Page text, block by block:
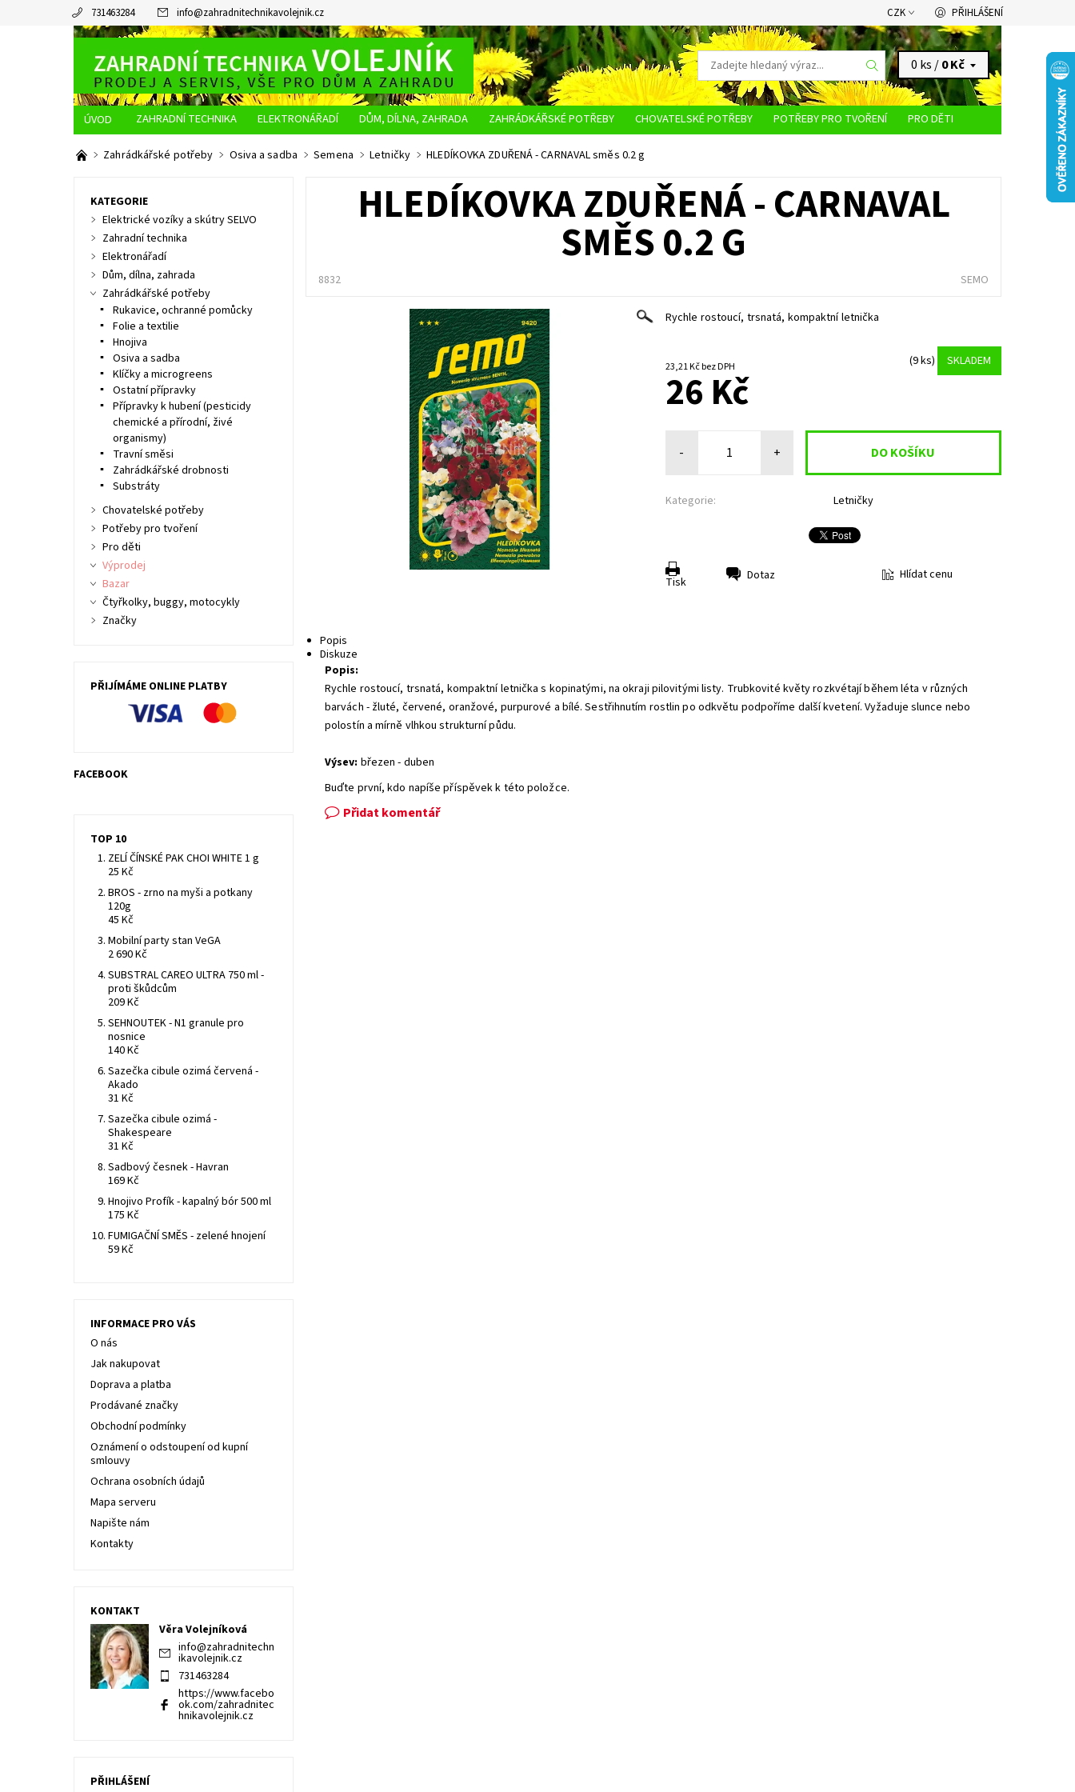
731463284 info@zahradnitechnikavolejnik.cz CZK PŘIHLÁŠENÍ
0 ks /0 Kč
ZAHRADNÍ TECHNIKA ELEKTRONÁŘADÍ DŮM, DÍLNA, ZAHRADA ZAHRÁDKÁŘSKÉ POTŘEBY CHOVATELSKÉ POTŘEBY POTŘEBY PRO TVOŘENÍ
PRO DĚTI
O NÁS
JAK NAKUPOVAT DOPRAVA A PLATBA OBCHODNÍ PODMÍNKY OCHRANA OSOBNÍCH ÚDAJŮ
Zahrádkářské potřeby Osiva a sadba Semena Letničky HLEDÍKOVKA ZDUŘENÁ - CARNAVAL směs 0.2 g
HLEDÍKOVKA ZDUŘENÁ - CARNAVAL
SMĚS 0.2 G
8832 SEMO
Rychle rostoucí, trsnatá, kompaktní letnička
23,21 Kč bez DPH (9 ks) SKLADEM
26 Kč
- +
Kategorie: Letničky
Tisk Dotaz Hlídat cenu
Popis
Diskuze
Popis:
Rychle rostoucí, trsnatá, kompaktní letnička s kopinatými, na okraji pilovitými listy. Trubkovité květy rozkvétají během léta v různých
barvách - žluté, červené, oranžové, purpurové a bílé. Sestřihnutím rostlin po odkvětu podpoříme další kvetení. Vyžaduje slunce nebo
polostín a mírně vlhkou strukturní půdu.
Výsev: březen - duben
Buďte první, kdo napíše příspěvek k této položce.
Přidat komentář
KATEGORIE
Elektrické vozíky a skútry SELVO
Zahradní technika
Elektronářadí
Dům, dílna, zahrada
Zahrádkářské potřeby
Rukavice, ochranné pomůcky
Folie a textilie
Hnojiva
Osiva a sadba
Klíčky a microgreens
Ostatní přípravky
Přípravky k hubení (pesticidy
chemické a přírodní, živé
organismy)
Travní směsi
Zahrádkářské drobnosti
Substráty
Chovatelské potřeby
Potřeby pro tvoření
Pro děti
Výprodej
Bazar
Čtyřkolky, buggy, motocykly
Značky
PŘIJÍMÁME ONLINE PLATBY
FACEBOOK
TOP 10
ZELÍ ČÍNSKÉ PAK CHOI WHITE 1 g
25 Kč
BROS - zrno na myši a potkany
120g
45 Kč
Mobilní party stan VeGA
2 690 Kč
SUBSTRAL CAREO ULTRA 750 ml -
proti škůdcům
209 Kč
SEHNOUTEK - N1 granule pro
nosnice
140 Kč
Sazečka cibule ozimá červená -
Akado
31 Kč
Sazečka cibule ozimá -
Shakespeare
31 Kč
Sadbový česnek - Havran
169 Kč
Hnojivo Profík - kapalný bór 500 ml
175 Kč
FUMIGAČNÍ SMĚS - zelené hnojení
59 Kč
INFORMACE PRO VÁS
O nás
Jak nakupovat
Doprava a platba
Prodávané značky
Obchodní podmínky
Oznámení o odstoupení od kupní
smlouvy
Ochrana osobních údajů
Mapa serveru
Napište nám
Kontakty
KONTAKT
Věra Volejníková
info@zahradnitechn
ikavolejnik.cz
731463284
https://www.facebo
ok.com/zahradnitec
hnikavolejnik.cz
PŘIHLÁŠENÍ